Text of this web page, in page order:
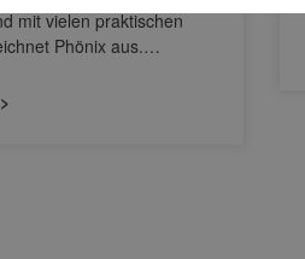
mit vielen praktischen
Phönix aus.…